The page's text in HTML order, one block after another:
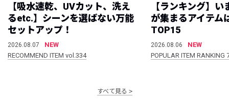
【吸水速乾、UVカット、洗え
るetc.】シーンを選ばない万能
セットアップ！
2026.08.07
NEW
RECOMMEND ITEM vol.334
【ランキング】
が集まるアイテム
TOP15
2026.08.06
NEW
POPULAR ITEM
すべて見る